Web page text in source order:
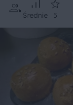
Średnie 5